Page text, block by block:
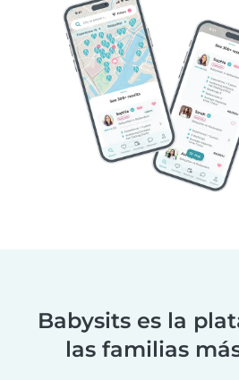
Babysits es la
las familias